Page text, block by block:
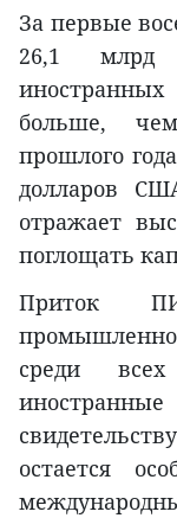
За первые
26,1 млрд
больше,
прошлого
долларов
отражает
поглощать
Приток
среди
остается